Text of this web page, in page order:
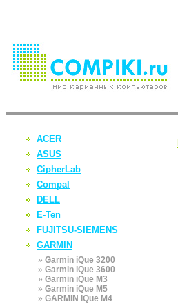
ACER
ASUS
CipherLab
Compal
DELL
E-Ten
FUJITSU-SIEMENS
GARMIN
» Garmin iQue 3200
» Garmin iQue 3600
» Garmin iQue M3
» Garmin iQue M5
» GARMIN iQue M4